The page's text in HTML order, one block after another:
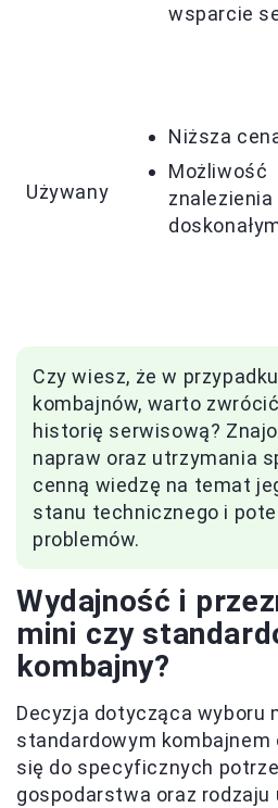
wsparcie
Używany
Niższa
Możliwość
Czy wiesz, że w
kombajnów, warto
historię serwisową?
napraw oraz utrzymania
cenną wiedzę na temat
stanu technicznego i
problemów.
Wydajność i
mini czy
kombajny?
Decyzja dotycząca wyboru
standardowym
się do specyficznych
gospodarstwa oraz rodzaju